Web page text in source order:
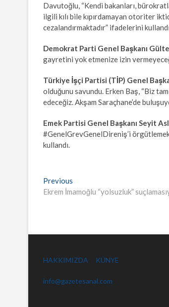
Davutoğlu, “Kendi bakanları,
ilgili kılı bile kıpırdamayan otoriter
cezalandırmaktadır” ifadelerini
Demokrat Parti Genel Başkanı
gayretini yok etmenize izin
Türkiye İşçi Partisi (TİP) Genel
olduğunu savundu. Erken Baş, “Biz
edeceğiz. Akşam Saraçhane’de
Emek Partisi Genel Başkanı Seyit
#GenelGrevGenelDireniş’i
kullandı.
Yazı
gezinmesi
Previous
post:
Ekrem İmamoğlu “yolsuzluk”
HAKKIMIZDA KÜNYE
info@gazetesanal.com